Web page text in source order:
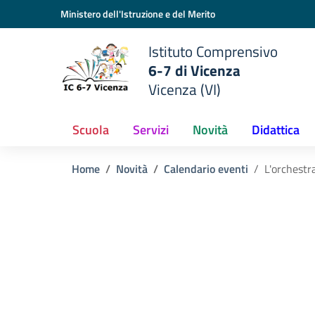
Vai ai contenuti
Vai al menu di navigazioneMinistero dell'Istruzione e del Merito
Istituto Comprensivo
6-7 di Vicenza
Vicenza (VI)
Scuola Servizi Novità Didattica
Home Novità Calendario eventi